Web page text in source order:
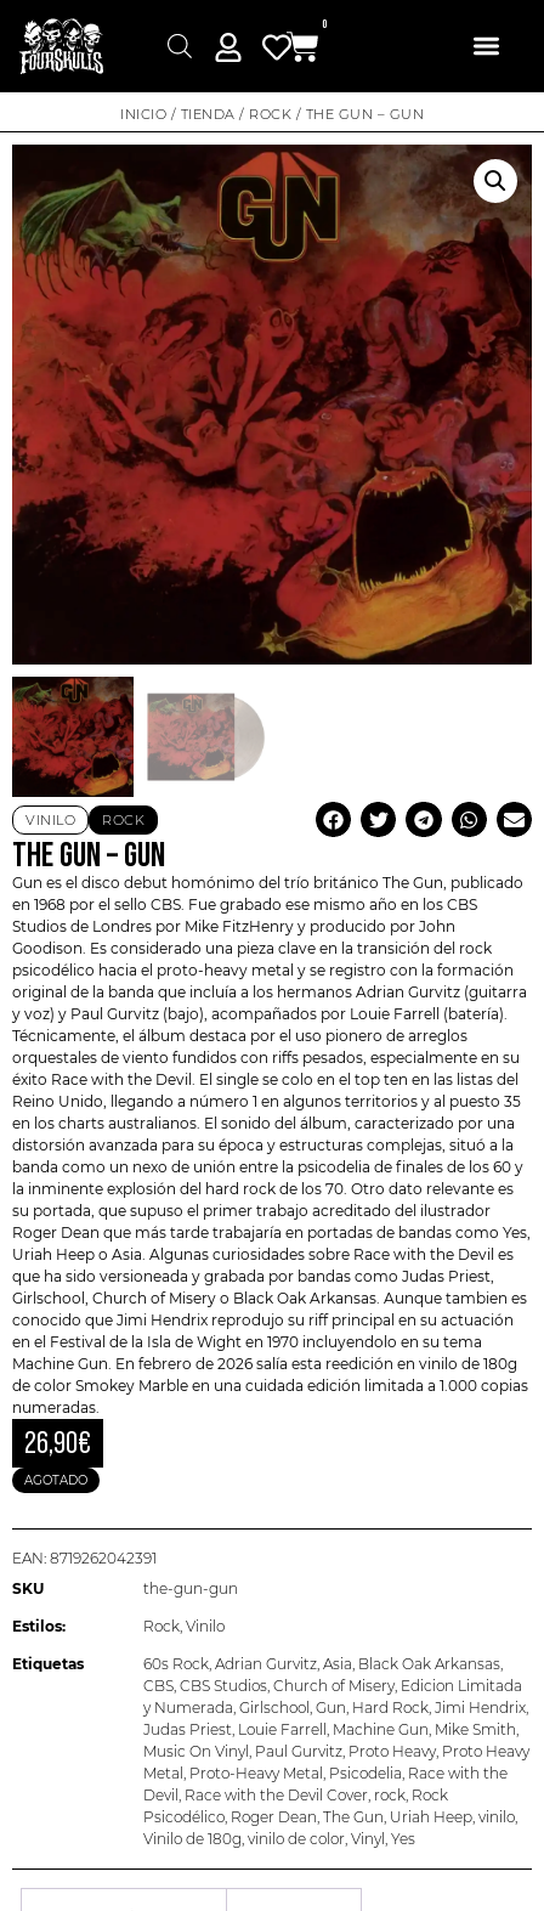
0
INICIO / TIENDA / ROCK / THE GUN – GUN
VINILO ROCK
THE GUN – GUN
Gun es el disco debut homónimo del trío británico The Gun, publicado
en 1968 por el sello CBS. Fue grabado ese mismo año en los CBS
Studios de Londres por Mike FitzHenry y producido por John
Goodison. Es considerado una pieza clave en la transición del rock
psicodélico hacia el proto-heavy metal y se registro con la formación
original de la banda que incluía a los hermanos Adrian Gurvitz (guitarra
y voz) y Paul Gurvitz (bajo), acompañados por Louie Farrell (batería).
Técnicamente, el álbum destaca por el uso pionero de arreglos
orquestales de viento fundidos con riffs pesados, especialmente en su
éxito Race with the Devil. El single se colo en el top ten en las listas del
Reino Unido, llegando a número 1 en algunos territorios y al puesto 35
en los charts australianos. El sonido del álbum, caracterizado por una
distorsión avanzada para su época y estructuras complejas, situó a la
banda como un nexo de unión entre la psicodelia de finales de los 60 y
la inminente explosión del hard rock de los 70. Otro dato relevante es
su portada, que supuso el primer trabajo acreditado del ilustrador
Roger Dean que más tarde trabajaría en portadas de bandas como Yes,
Uriah Heep o Asia. Algunas curiosidades sobre Race with the Devil es
que ha sido versioneada y grabada por bandas como Judas Priest,
Girlschool, Church of Misery o Black Oak Arkansas. Aunque tambien es
conocido que Jimi Hendrix reprodujo su riff principal en su actuación
en el Festival de la Isla de Wight en 1970 incluyendolo en su tema
Machine Gun. En febrero de 2026 salía esta reedición en vinilo de 180g
de color Smokey Marble en una cuidada edición limitada a 1.000 copias
numeradas.
26,90€
AGOTADO
EAN: 8719262042391
SKU
the-gun-gun
Estilos: Rock Vinilo
Etiquetas 60s Rock Adrian Gurvitz Asia Black Oak Arkansas
CBS CBS Studios Church of Misery, Edicion Limitada
y Numerada Girlschool Gun Hard Rock Jimi Hendrix
Judas Priest Louie Farrell Machine Gun Mike Smith
Music On Vinyl Paul Gurvitz Proto Heavy, Proto Heavy
Metal
Proto-Heavy Metal Psicodelia Race with the
Devil
Race with the Devil Cover rock Rock
Psicodélico Roger Dean The Gun Uriah Heep vinilo
Vinilo de 180g vinilo de color Vinyl Yes